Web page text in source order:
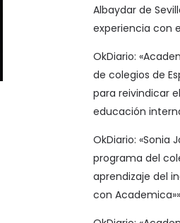
Albaydar de
experiencia con
OkDiario:
de colegios de
para reivindicar
educación
OkDiario: «Sonia
programa del
aprendizaje del
con Academica»»